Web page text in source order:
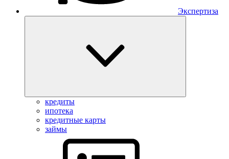
Экспертиза
кредиты
ипотека
кредитные карты
займы